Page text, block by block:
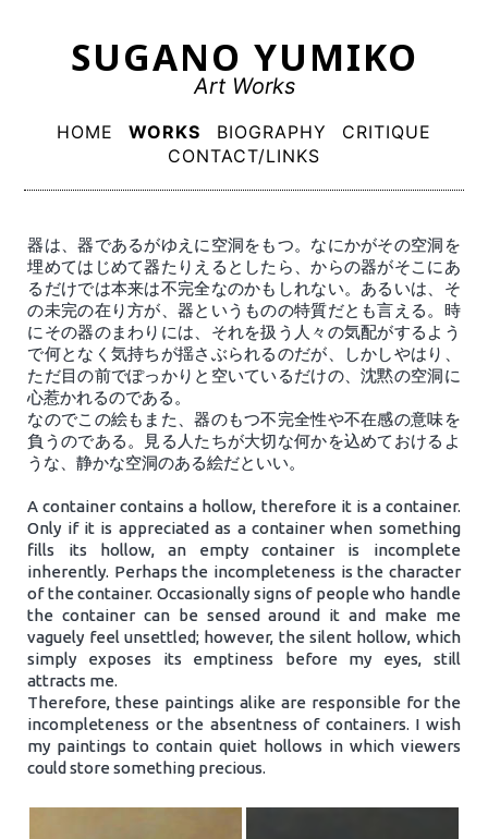
contentSUGANO YUMIKO
Art Works
Primary
HOME WORKS BIOGRAPHY
CRITIQUE
CONTACT/LINKS
器は、器であるがゆえに空洞をもつ。なにかがその空洞を
埋めてはじめて器たりえるとしたら、からの器がそこにあ
るだけでは本来は不完全なのかもしれない。あるいは、そ
の未完の在り方が、器というものの特質だとも言える。時
にその器のまわりには、それを扱う人々の気配がするよう
で何となく気持ちが揺さぶられるのだが、しかしやはり、
ただ目の前でぽっかりと空いているだけの、沈黙の空洞に
心惹かれるのである。
なのでこの絵もまた、器のもつ不完全性や不在感の意味を
負うのである。見る人たちが大切な何かを込めておけるよ
うな、静かな空洞のある絵だといい。
A container contains a hollow, therefore it is a container.
Only if it is appreciated as a container when something
fills its hollow, an empty container is incomplete
inherently. Perhaps the incompleteness is the character
of the container. Occasionally signs of people who handle
the container can be sensed around it and make me
vaguely feel unsettled; however, the silent hollow, which
simply exposes its emptiness before my eyes, still
attracts me.
Therefore, these paintings alike are responsible for the
incompleteness or the absentness of containers. I wish
my paintings to contain quiet hollows in which viewers
could store something precious.